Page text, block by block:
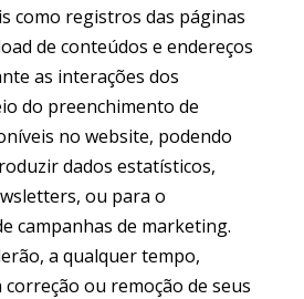
como registros das páginas
de conteúdos e endereços
as interações dos
do preenchimento de
no website, podendo
dados estatísticos,
ou para o
campanhas de marketing.
a qualquer tempo,
correção ou remoção de seus